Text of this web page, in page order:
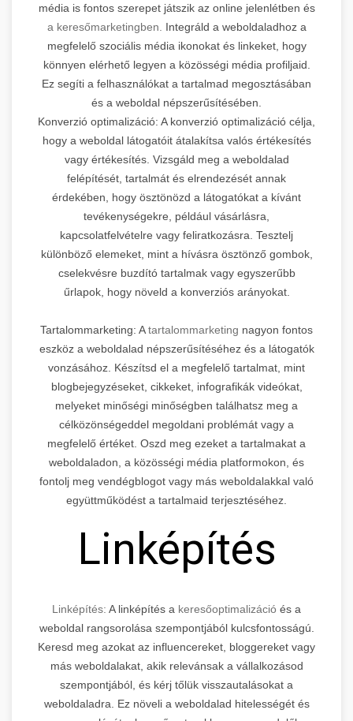
média is fontos szerepet játszik az online jelenlétben és
a keresőmarketingben.
Integráld a weboldaladhoz a
megfelelő szociális média ikonokat és linkeket, hogy
könnyen elérhető legyen a közösségi média profiljaid.
Ez segíti a felhasználókat a tartalmad megosztásában
és a weboldal népszerűsítésében.
Konverzió optimalizáció: A konverzió optimalizáció célja,
hogy a weboldal látogatóit átalakítsa valós értékesítés
vagy értékesítés. Vizsgáld meg a weboldalad
felépítését, tartalmát és elrendezését annak
érdekében, hogy ösztönözd a látogatókat a kívánt
tevékenységekre, például vásárlásra,
kapcsolatfelvételre vagy feliratkozásra. Tesztelj
különböző elemeket, mint a hívásra ösztönző gombok,
cselekvésre buzdító tartalmak vagy egyszerűbb
űrlapok, hogy növeld a konverziós arányokat.
Tartalommarketing: Atartalommarketing nagyon fontos
eszköz a weboldalad népszerűsítéséhez és a látogatók
vonzásához. Készítsd el a megfelelő tartalmat, mint
blogbejegyzéseket, cikkeket, infografikák videókat,
melyeket minőségi minőségben találhatsz meg a
célközönségeddel megoldani problémát vagy a
megfelelő értéket. Oszd meg ezeket a tartalmakat a
weboldaladon, a közösségi média platformokon, és
fontolj meg vendégblogot vagy más weboldalakkal való
együttműködést a tartalmaid terjesztéséhez.
Linképítés
Linképítés: A linképítés a keresőoptimalizáció és a
weboldal rangsorolása szempontjából kulcsfontosságú.
Keresd meg azokat az influencereket, bloggereket vagy
más weboldalakat, akik relevánsak a vállalkozásod
szempontjából, és kérj tőlük visszautalásokat a
weboldaladra. Ez növeli a weboldalad hitelességét és